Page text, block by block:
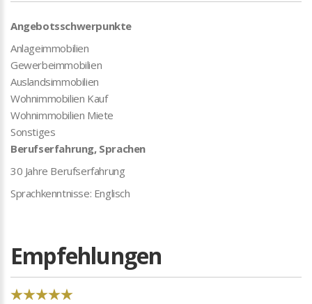
Angebotsschwerpunkte
Anlageimmobilien
Gewerbeimmobilien
Auslandsimmobilien
Wohnimmobilien Kauf
Wohnimmobilien Miete
Sonstiges
Berufserfahrung, Sprachen
30 Jahre Berufserfahrung
Sprachkenntnisse: Englisch
Empfehlungen